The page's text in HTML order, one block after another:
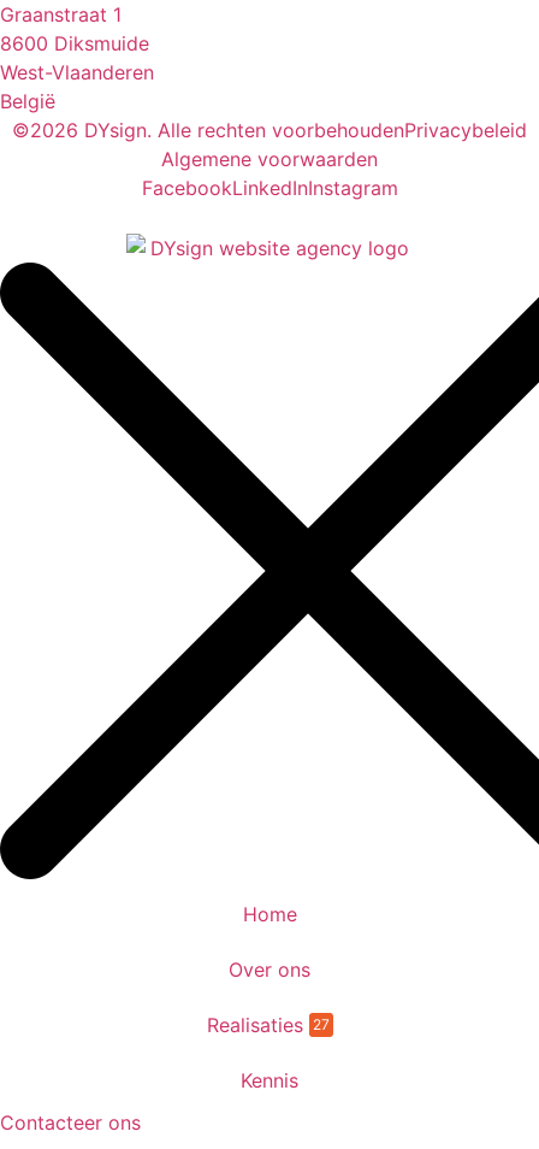
Graanstraat 1
8600 Diksmuide
West-Vlaanderen
België
©2026 DYsign. Alle rechten voorbehoudenPrivacybeleid
Algemene voorwaarden
FacebookLinkedInInstagram
Home
Over ons
Realisaties 27
Kennis
Contacteer ons